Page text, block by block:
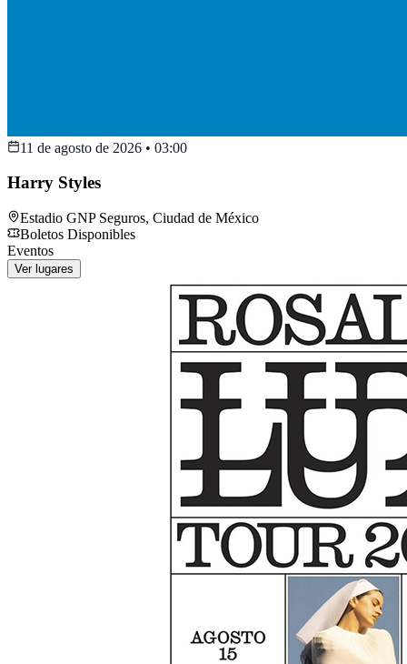
11 de agosto de 2026 • 03:00
Harry Styles
Estadio GNP Seguros, Ciudad de México
Boletos Disponibles
Eventos
Ver lugares